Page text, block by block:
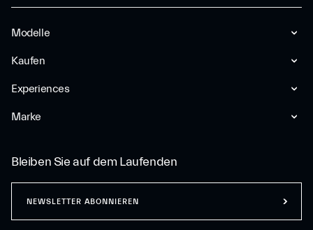
Modelle
Kaufen
Experiences
Marke
Bleiben Sie auf dem Laufenden
NEWSLETTER ABONNIEREN